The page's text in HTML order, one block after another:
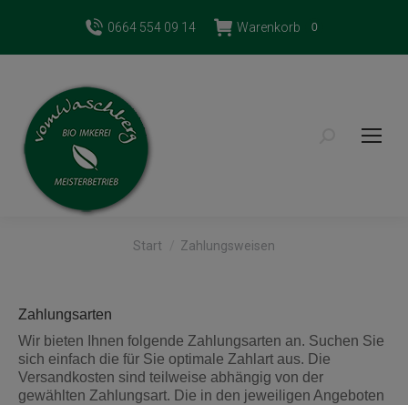
0664 554 09 14 Warenkorb 0
Search:
Start Zahlungsweisen
Zahlungsarten
Wir bieten Ihnen folgende Zahlungsarten an. Suchen Sie
sich einfach die für Sie optimale Zahlart aus. Die
Versandkosten sind teilweise abhängig von der
gewählten Zahlungsart. Die in den jeweiligen Angeboten